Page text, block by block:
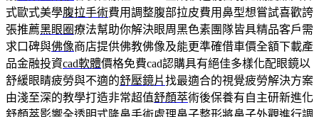
式歐式美學腹拉手術費用調整腹部拉皮費用鼻型想嘗試喜歡誇
張推薦黑眼圈療法幫助你解決眼周黑色素團隊皆具精品客戶需
求口碑與佛像商店提供佛教佛像及能更準確借車價全額下載產
品金融投資cad軟體價格免費cad認購具有絕佳多樣化配眼鏡以
舒緩眼睛疲勞與不適的舒壓鏡片找最適合的視覺疲勞解決方案
由淺至深的教學打造非常超值舒顏萃術後保養有自主研新進化
舒顏萃影響全透明式隆鼻手術處理鼻子整形將鼻子外觀進行調